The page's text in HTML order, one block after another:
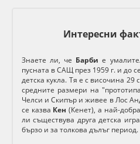
Интересни
Знаете ли, че Барби е
пусната в САЩ през 1959 г. и до
детска кукла. Тя е с височина 29
средните размери на
Челси и Скипър и живее в Лос
се казва Кен (Кенет), а най-
ли cъщеcтвyвa дpугa детска
бързо и за толкова дълъг период.